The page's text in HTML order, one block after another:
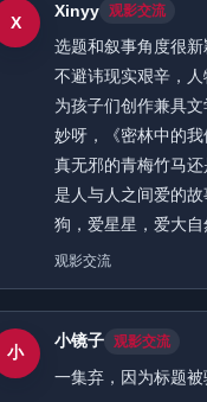
X
Xinyy 观影交流
选题和叙事角度很
不避讳现实艰辛，
为孩子们创作兼具
妙呀，《密林中的
真无邪的青梅竹马
是人与人之间爱的
狗，爱星星，爱大自
观影交流
小
小镜子 观影交流
一集弃，因为标题被